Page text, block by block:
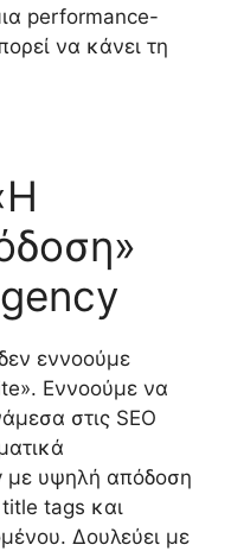
performance-
να κάνει τη
εννοούμε
Εννοούμε να
στις SEO
με υψηλή απόδοση
title tags και
Δουλεύει με